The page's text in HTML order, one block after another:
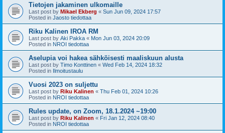
Tietojen jakaminen ulkomaille
Last post by Mikael Ekberg « Sun Jun 09, 2024 17:57
Posted in Jaosto tiedottaa
Riku Kalinen IROA RM
Last post by Aki Pakka « Mon Jun 03, 2024 20:09
Posted in NROI tiedottaa
Aselupia voi hakea sähköisesti maaliskuun alusta
Last post by Timo Konttinen « Wed Feb 14, 2024 18:32
Posted in Ilmoitustaulu
Vuosi 2023 on suljettu
Last post by Riku Kalinen « Thu Feb 01, 2024 10:26
Posted in NROI tiedottaa
Rules update, on Zoom, 18.1.2024 ~19:00
Last post by Riku Kalinen « Fri Jan 12, 2024 08:40
Posted in NROI tiedottaa